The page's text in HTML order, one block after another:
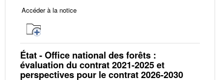
Accéder à la notice
État - Office national des forêts :
évaluation du contrat 2021-2025 et
perspectives pour le contrat 2026-2030